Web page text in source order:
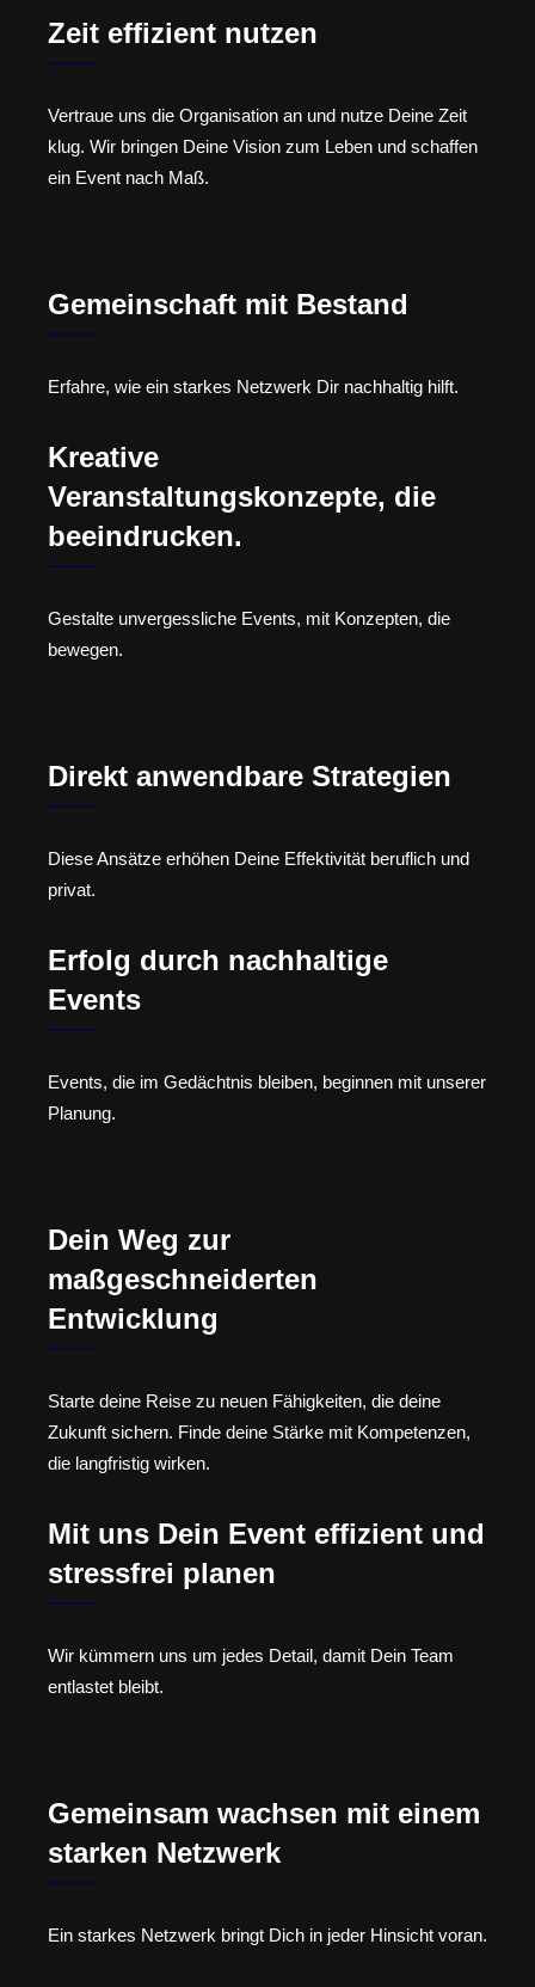
Zeit effizient nutzen
Vertraue uns die Organisation an und nutze Deine Zeit
klug. Wir bringen Deine Vision zum Leben und schaffen
ein Event nach Maß.
Gemeinschaft mit Bestand
Erfahre, wie ein starkes Netzwerk Dir nachhaltig hilft.
Kreative
Veranstaltungskonzepte, die
beeindrucken.
Gestalte unvergessliche Events, mit Konzepten, die
bewegen.
Direkt anwendbare Strategien
Diese Ansätze erhöhen Deine Effektivität beruflich und
privat.
Erfolg durch nachhaltige
Events
Events, die im Gedächtnis bleiben, beginnen mit unserer
Planung.
Dein Weg zur
maßgeschneiderten
Entwicklung
Starte deine Reise zu neuen Fähigkeiten, die deine
Zukunft sichern. Finde deine Stärke mit Kompetenzen,
die langfristig wirken.
Mit uns Dein Event effizient und
stressfrei planen
Wir kümmern uns um jedes Detail, damit Dein Team
entlastet bleibt.
Gemeinsam wachsen mit einem
starken Netzwerk
Ein starkes Netzwerk bringt Dich in jeder Hinsicht voran.